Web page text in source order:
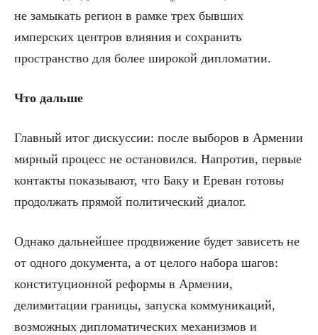
не замыкать регион в рамке трех бывших
имперских центров влияния и сохранить
пространство для более широкой дипломатии.
Что дальше
Главный итог дискуссии: после выборов в Армении
мирный процесс не остановился. Напротив, первые
контакты показывают, что Баку и Ереван готовы
продолжать прямой политический диалог.
Однако дальнейшее продвижение будет зависеть не
от одного документа, а от целого набора шагов:
конституционной реформы в Армении,
делимитации границы, запуска коммуникаций,
возможных дипломатических механизмов и